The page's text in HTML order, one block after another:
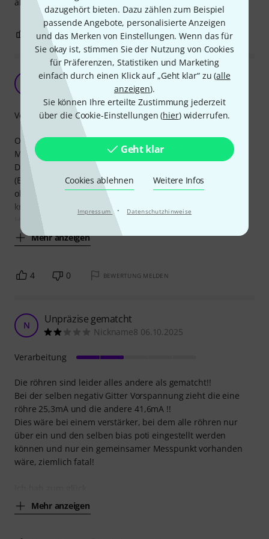
dazugehört bieten. Dazu zählen zum Beispiel
passende Angebote, personalisierte Anzeigen
und das Merken von Einstellungen. Wenn das für
Sie okay ist, stimmen Sie der Nutzung von Cookies
für Präferenzen, Statistiken und Marketing
einfach durch einen Klick auf „Geht klar“ zu (alle
anzeigen).
Sie können Ihre erteilte Zustimmung jederzeit
über die Cookie-Einstellungen (hier) widerrufen.
Geht klar
Cookies ablehnen Weitere Infos
Impressum · Datenschutzhinweise
4 BEWERTUNG MELDEN
Rattenscharffff
wtfuwant 18.03.2012
Ohne Bias Abstimmung in meinen alten 1986er 2205
Marshall (50Watt) eingebaut. War schon in Ordnung.
Die Paarung mit der Vorstufenröhre Sovtek 12AX7 EH
(ECC83) hat aber erst den richtigen Knaller gebracht.Der
olle Marshall schreit und singt (einige werden sagen er
kreischt und heult). Ja, so will ich ihn. Meine "Säge". Mit
Humbuckern kommen die Feedbacks jetzt
Mehr anzeigen
Verarbeitung
4 0 BEWERTUNG MELDEN
N Unpräzise gematcht
Nickname8 06.10.2025
Die röhren sind leider alles andere als gematcht!!
Bei der selben negativ Gitter Vorspannung zieht die eine
röhre 25,3mA und die andere 41,6mA !!
Dies wäre bei einem verstärker, bei dem alle röhren nur
über ein und den selben bias poti eingestellt werden
können und nur ein gemeinsamer Messpunkt vorhanden
wäre, ziemlich fatal!
Mehr anzeigen
Verarbeitung